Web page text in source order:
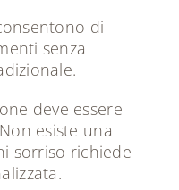
di
senza
deve essere
esiste una
sorriso richiede